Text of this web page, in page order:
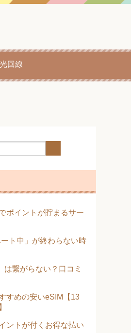
回線
ポイントが貯まるサー
ト中」が終わらない時
は繋がらない？口コミ
すめの安いeSIM【13
ントが付くお得な払い